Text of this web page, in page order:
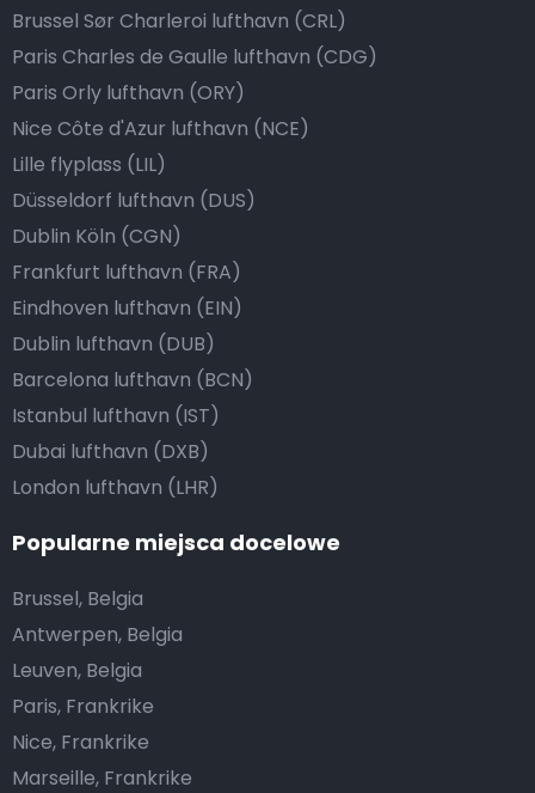
Brussel Sør Charleroi lufthavn (CRL)
Paris Charles de Gaulle lufthavn (CDG)
Paris Orly lufthavn (ORY)
Nice Côte d'Azur lufthavn (NCE)
Lille flyplass (LIL)
Düsseldorf lufthavn (DUS)
Dublin Köln (CGN)
Frankfurt lufthavn (FRA)
Eindhoven lufthavn (EIN)
Dublin lufthavn (DUB)
Barcelona lufthavn (BCN)
Istanbul lufthavn (IST)
Dubai lufthavn (DXB)
London lufthavn (LHR)
Popularne miejsca docelowe
Brussel, Belgia
Antwerpen, Belgia
Leuven, Belgia
Paris, Frankrike
Nice, Frankrike
Marseille, Frankrike